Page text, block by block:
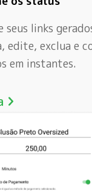
seus links
edite, exclua e
em instantes.